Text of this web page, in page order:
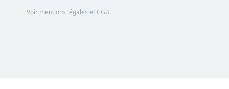
Voir mentions légales et CGU